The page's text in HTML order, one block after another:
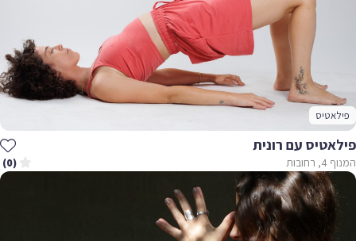
פילאטיס
פילאטיס עם רונית
המנוף 4, רחובות (0)